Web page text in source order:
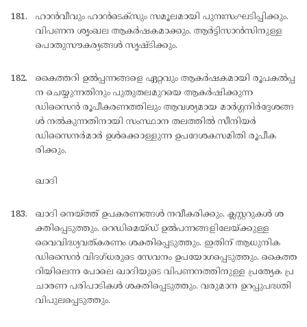
ഹാന്‍വീവും ഹാന്‍ടെക്സും സമൂലമായി പുനഃസംഘടിപ്പിക്കും.
വിപണന ശൃംഖല ആകര്‍ഷകമാക്കും. ആര്‍ട്ടിസാന്‍സിനുള്ള
പൊതുസൗകര്യങ്ങള്‍ സൃഷ്ടിക്കും.
കൈത്തറി ഉല്‍പ്പന്നങ്ങളെ ഏറ്റവും ആകര്‍ഷകമായി രൂപകല്‍പ്പ
ന ചെയ്യുന്നതിനും പുതുതലമുറയെ ആകര്‍ഷിക്കുന്ന
ഡിസൈന്‍ രൂപീകരണത്തിലും ആവശ്യമായ മാര്‍ഗ്ഗനിര്‍ദ്ദേശങ്ങ
ള്‍ നല്‍കുന്നതിനായി സംസ്ഥാന തലത്തില്‍ സീനിയര്‍
ഡിസൈനര്‍മാര്‍ ഉള്‍ക്കൊള്ളുന്ന ഉപദേശകസമിതി രൂപീക
രിക്കും.
ഖാദി
ഖാദി നെയ്ത്ത് ഉപകരണങ്ങള്‍ നവീകരിക്കും. ക്ലസ്റ്ററുകള്‍ ശ
ക്തിപ്പെടുത്തും. റെഡിമെയ്ഡ് ഉല്‍പന്നങ്ങളിലേയ്ക്കുള്ള
വൈവിദ്ധ്യവത്കരണം ശക്തിപ്പെടുത്തും. ഇതിന് ആധുനിക
ഡിസൈന്‍ വിദഗ്ധരുടെ സേവനം ഉപയോഗപ്പെടുത്തും. കൈത്ത
റിയിലെന്ന പോലെ ഖാദിയുടെ വിപണനത്തിനുള്ള പ്രത്യേക പ്ര
ചാരണ പരിപാടികള്‍ ശക്തിപ്പെടുത്തും. വരുമാന ഉറപ്പുപദ്ധതി
വിപുലപ്പെടുത്തും.